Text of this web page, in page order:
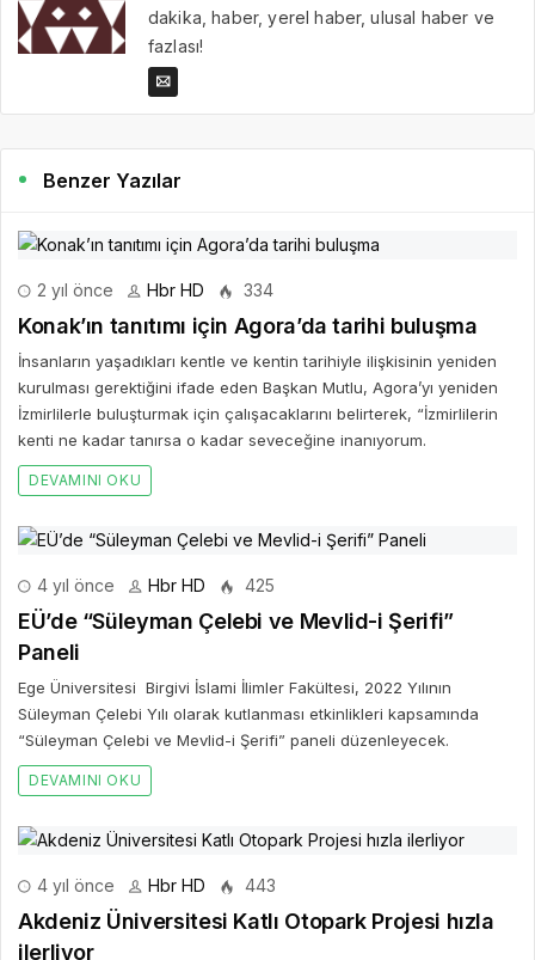
dakika, haber, yerel haber, ulusal haber ve
fazlası!
Benzer Yazılar
2 yıl önce Hbr HD 334
Konak’ın tanıtımı için Agora’da tarihi buluşma
İnsanların yaşadıkları kentle ve kentin tarihiyle ilişkisinin yeniden
kurulması gerektiğini ifade eden Başkan Mutlu, Agora’yı yeniden
İzmirlilerle buluşturmak için çalışacaklarını belirterek, “İzmirlilerin
kenti ne kadar tanırsa o kadar seveceğine inanıyorum.
DEVAMINI OKU
4 yıl önce Hbr HD 425
EÜ’de “Süleyman Çelebi ve Mevlid-i Şerifi”
Paneli
Ege Üniversitesi Birgivi İslami İlimler Fakültesi, 2022 Yılının
Süleyman Çelebi Yılı olarak kutlanması etkinlikleri kapsamında
“Süleyman Çelebi ve Mevlid-i Şerifi” paneli düzenleyecek.
DEVAMINI OKU
4 yıl önce Hbr HD 443
Akdeniz Üniversitesi Katlı Otopark Projesi hızla
ilerliyor